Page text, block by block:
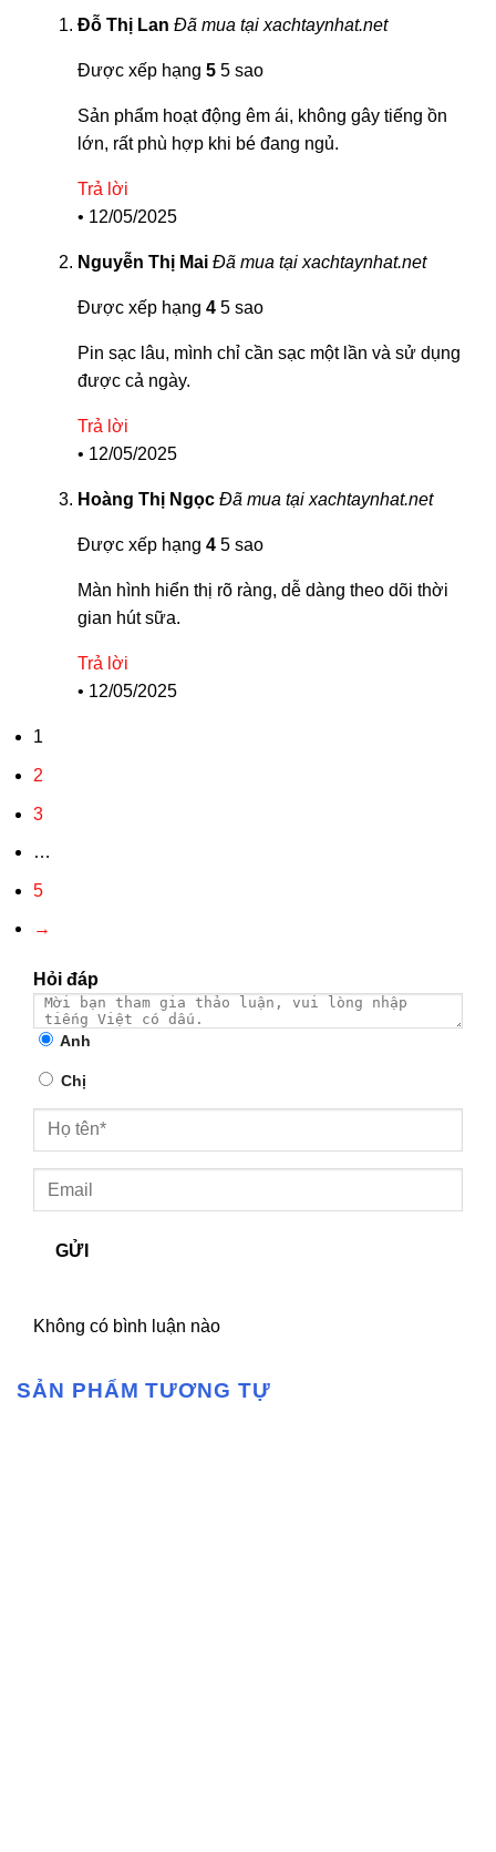
Đỗ Thị Lan Đã mua tại xachtaynhat.net
Được xếp hạng 5 5 sao
Sản phẩm hoạt động êm ái, không gây tiếng ồn
lớn, rất phù hợp khi bé đang ngủ.
Trả lời
• 12/05/2025
Nguyễn Thị Mai Đã mua tại xachtaynhat.net
Được xếp hạng 4 5 sao
Pin sạc lâu, mình chỉ cần sạc một lần và sử dụng
được cả ngày.
Trả lời
• 12/05/2025
Hoàng Thị Ngọc Đã mua tại xachtaynhat.net
Được xếp hạng 4 5 sao
Màn hình hiển thị rõ ràng, dễ dàng theo dõi thời
gian hút sữa.
Trả lời
• 12/05/2025
1
2
3
…
5
→
Hỏi đáp
Anh
Chị
GỬI
Không có bình luận nào
SẢN PHẨM TƯƠNG TỰ